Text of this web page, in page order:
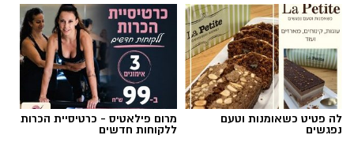
לה פטיט כשאומנות וטעם
נפגשים
מרום פילאטיס - כרטיסיית הכרות
ללקוחות חדשים